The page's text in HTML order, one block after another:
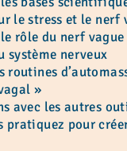
le stress et le nerf
rôle du nerf
système nerveux
routines
»
avec les autres
pratiquez pour